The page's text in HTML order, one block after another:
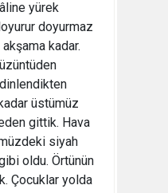
yürek
doyurmaz
kadar.
üstümüz
gittik. Hava
siyah
oldu. Örtünün
Çocuklar yolda